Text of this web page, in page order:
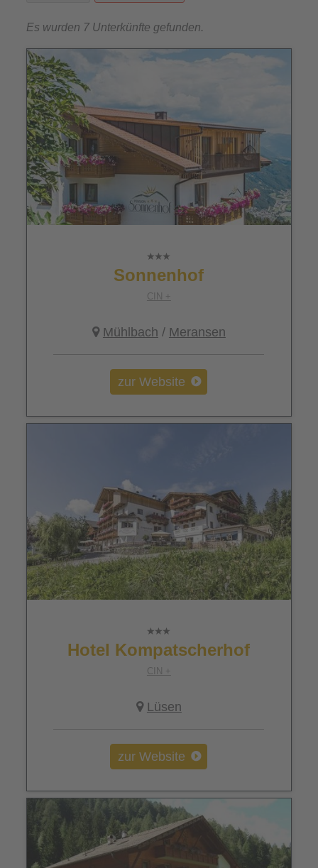
Es wurden 7 Unterkünfte gefunden.
Sonnenhof
CIN +
Mühlbach / Meransen
zur Website
Hotel Kompatscherhof
CIN +
Lüsen
zur Website